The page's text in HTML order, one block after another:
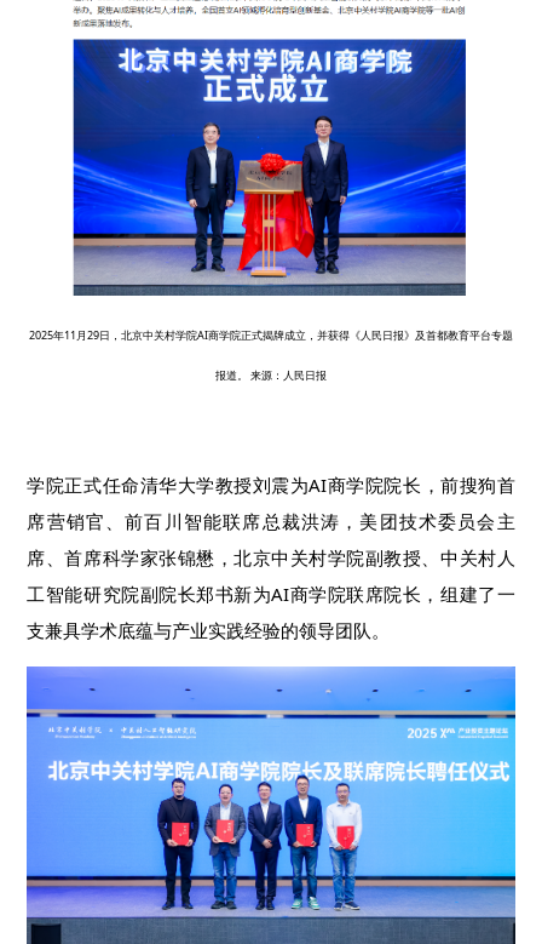
2025年11月29日，北京中关村学院AI商学院正式揭牌成立，并获得《人民日报》及首都教育平台专题
报道。 来源：人民日报
学院正式任命清华大学教授刘震为AI商学院院长，前搜狗首
席营销官、前百川智能联席总裁洪涛，美团技术委员会主
席、首席科学家张锦懋，北京中关村学院副教授、中关村人
工智能研究院副院长郑书新为AI商学院联席院长，组建了一
支兼具学术底蕴与产业实践经验的领导团队。